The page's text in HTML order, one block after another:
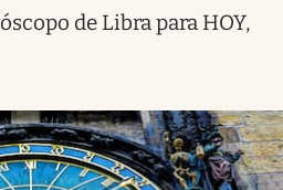
de Libra para HOY,